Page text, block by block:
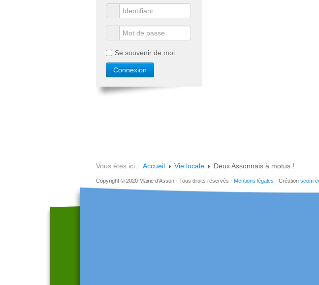
Se souvenir de moi
Vous êtes ici : Accueil Vie locale Deux Assonnais à motus !
Copyright © 2020 Mairie d'Asson - Tous droits réservés - Mentions légales - Création scom